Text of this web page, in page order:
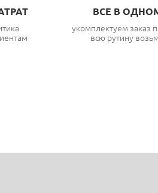
ВСЕ В
укомплектуем заказ
всю рутину